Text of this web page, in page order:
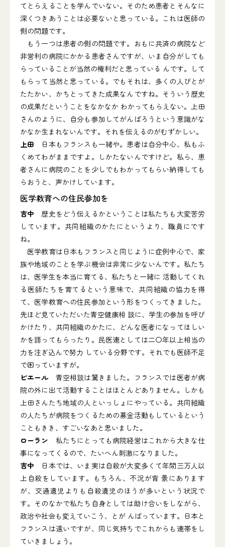
てとらえることを学んでいない。そのため患者とそんなに
深くつきあうことは必要ないと思っている。これは医師の
側の問題です。
もう一つは患者の側の問題です。おもに共済の病院など
非営利の病院にかかる患者さんですが、いま自分がしても
らっていることが当然の権利だと思っている んです。して
もらって当然と思っている。でもそれは、多くの人びとが
たたかい、かちとってきた成果なんですね。そういう歴史
の成果だということをなかなか わかってもらえない。上田
さんのように、自分も参加してがんばろうという意識がな
かなか生まれないんです。それを伝えるのがむずかしい。
上田 日本もフランスも一緒や。患者は自分中心、私もふ
くめてわがままですよ。しかたないんですけど。私ら、患
者さんに病院のことを少しでもわかってもらい納得しても
らおうと、声かけしています。
医学教育への住民参加を
吉中 歴史をどう伝えるかということは私たちも大変苦労
しています。共同組織のかたにというより、職員にです
ね。
医学教育は日本もフランスと同じように症例中心で、家
族や地域のことを学ぶ機会は非常に少ないんです。私たち
は、医学生を本当に育てる、私たちと一緒に 活動してくれ
る医師たちを育てるという意味で、共同組織の協力を得
て、医学教育への住民参加という形をつくってきました。
先ほど見ていただいた青空健康相 談に、学生の参加を呼び
かけたり、共同組織のかたに、どんな医者になってほしい
かを語ってもらったり。民医連としては二〇年以上相当の
力を注ぎ込んで努力 している分野です。それでも医師不足
で困っていますが。
ピエール青空相談は驚きました。フランスでは医者が病
院の外に出て活動することはほとんどありません。しかも
上田さんたち地域の人といっしょにやっている。共同組織
の人たちが病院をつくるための募金活動もしているという
こともきき、すごいなあと思いました。
ローラン 私たちにとっても病院経営はこれから大きな仕
事になってくるので、たいへん刺激になりました。
吉中 日本では、いま実は自殺が大変多くて年間三万人以
上自殺をしています。もちろん、不況が背 景にあります
が、交通遺児よりも自殺遺児のほうが多いという状況で
す。そのなかで私たち自身としては助け合いをしながら、
政治や社会も変えていこう、とが んばっています。日本と
フランスは遠いですが、同じ気持ちでこれからも連帯をし
ていきましょう。